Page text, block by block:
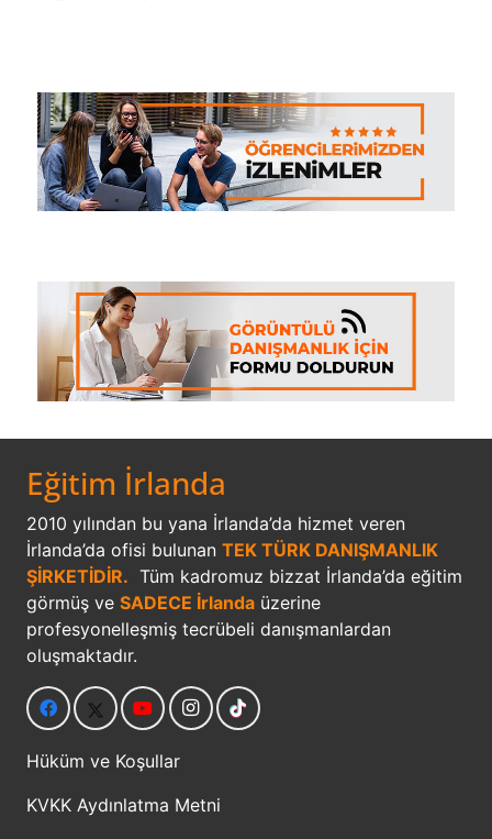
Eğitim İrlanda
2010 yılından bu yana İrlanda’da hizmet veren
İrlanda’da ofisi bulunan TEK TÜRK DANIŞMANLIK
ŞİRKETİDİR. Tüm kadromuz bizzat İrlanda’da eğitim
görmüş ve SADECE İrlanda üzerine
profesyonelleşmiş tecrübeli danışmanlardan
oluşmaktadır.
Hüküm ve Koşullar
KVKK Aydınlatma Metni